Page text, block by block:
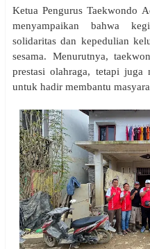
Ketua Pengurus Taekwondo
menyampaikan bahwa
solidaritas dan kepedulian
sesama. Menurutnya,
prestasi olahraga, tetapi
untuk hadir membantu